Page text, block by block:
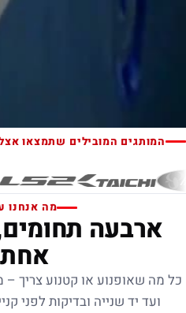
המותגים המובילים שתמצאו
מה אנחנו
ארבעה
אחת
כל מה שאופנוע או קטנוע צריך
ועד יד שנייה ובדיקות לפני